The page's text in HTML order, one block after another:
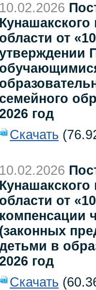
10.02.2026
области от
семейного
2026 год
Скачать
10.02.2026
области от
компенсации
(законных
в
2026 год
Скачать